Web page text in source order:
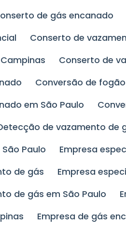
Conserto de gás encanado
Conserto de
Conserto de
Conversão de
em São Paulo
Detecção de vazamento de
Paulo
Empresa
de gás
Empresa
de gás em São Paulo
Empresa de gás